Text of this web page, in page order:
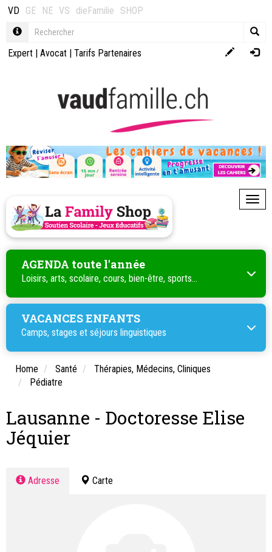
VD GE NE VS dieFamilie SHOP
Expert | Avocat | Tarifs Partenaires
AGENDA toute l'année
Loisirs, arts, scolaire, cours, bien-être, sports...
VACANCES ENFANTS
Camps, stages et séjours linguistiques
Home Santé
Thérapies, Médecins, Cliniques
Pédiatre
Lausanne - Doctoresse Elise
Jéquier
Adresse Carte